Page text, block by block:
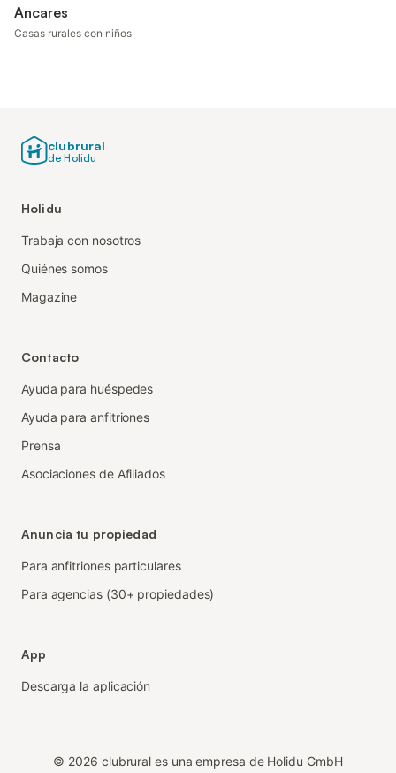
Ancares
Casas rurales con niños
clubrural
de Holidu
Holidu
Trabaja con nosotros
Quiénes somos
Magazine
Contacto
Ayuda para huéspedes
Ayuda para anfitriones
Prensa
Asociaciones de Afiliados
Anuncia tu propiedad
Para anfitriones particulares
Para agencias (30+ propiedades)
App
Descarga la aplicación
© 2026 clubrural es una empresa de Holidu GmbH